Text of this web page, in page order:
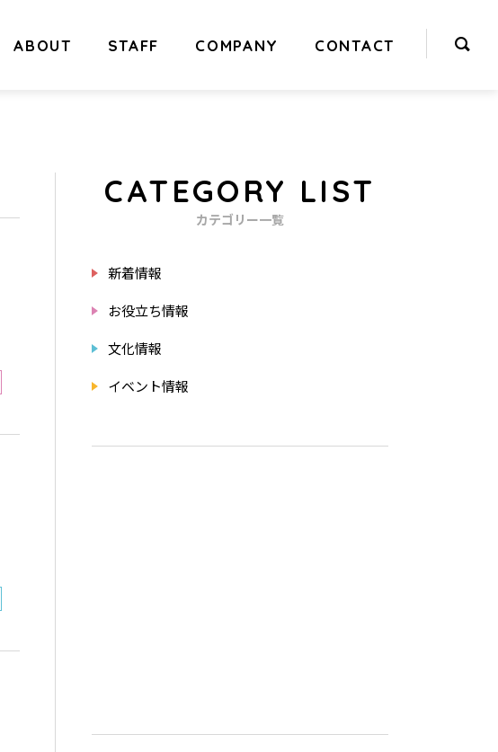
ABOUT STAFF COMPANY CONTACT
CATEGORY LIST
カテゴリー一覧
新着情報
お役立ち情報
文化情報
イベント情報